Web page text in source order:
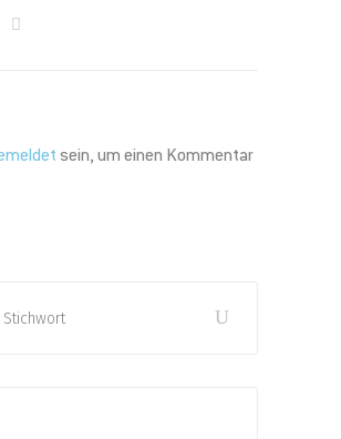
sein, um einen Kommentar